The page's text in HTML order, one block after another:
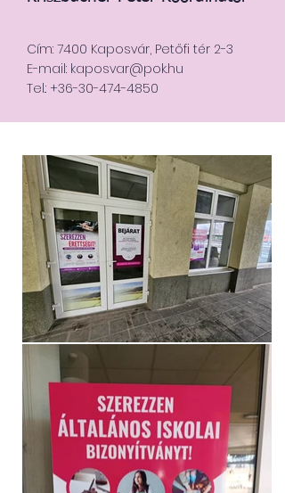
Cím: 7400 Kaposvár, Petőfi tér 2-3
E-mail: kaposvar@pok.hu
Tel.: +36-30-474-4850